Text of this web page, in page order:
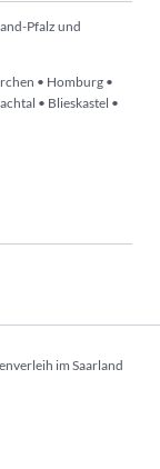
Pfalz und
• Homburg •
• Blieskastel •
im Saarland